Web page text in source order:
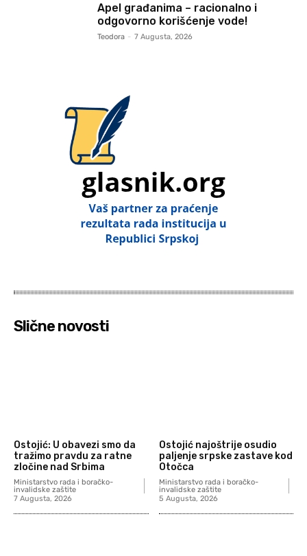
Apel građanima – racionalno i
odgovorno korišćenje vode!
Teodora - 7 Augusta, 2026
Slične novosti
Ostojić: U obavezi smo da
tražimo pravdu za ratne
zločine nad Srbima
Ministarstvo rada i boračko-
invalidske zaštite
7 Augusta, 2026
Ostojić najoštrije osudio
paljenje srpske zastave kod
Otočca
Ministarstvo rada i boračko-
invalidske zaštite
5 Augusta, 2026